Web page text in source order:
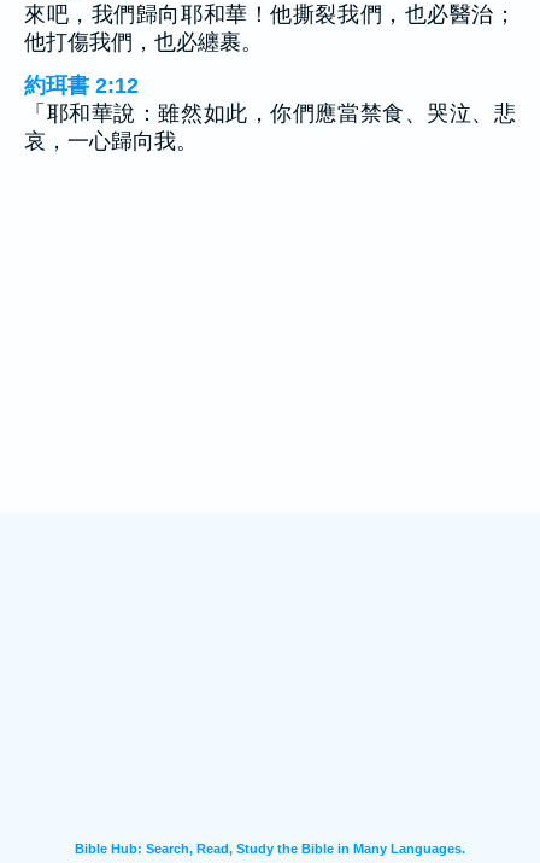
來吧，我們歸向耶和華！他撕裂我們，也必醫治；
他打傷我們，也必纏裹。
約珥書 2:12
「耶和華說：雖然如此，你們應當禁食、哭泣、悲
哀，一心歸向我。